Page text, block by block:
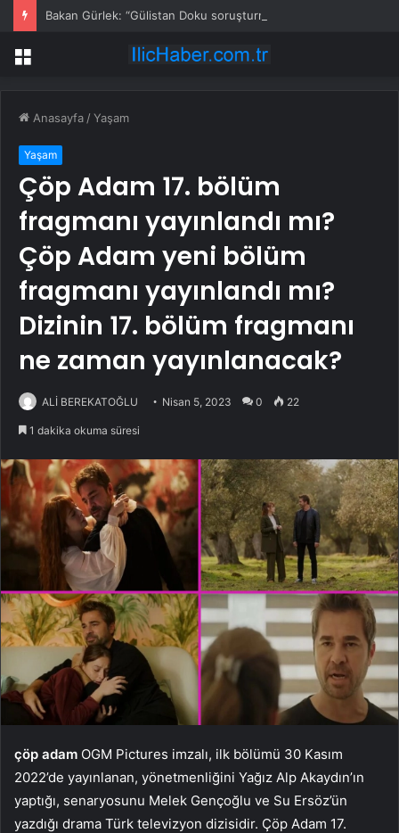
Menü
Anasayfa /Yaşam
Yaşam
Çöp Adam 17. bölüm
fragmanı yayınlandı mı?
Çöp Adam yeni bölüm
fragmanı yayınlandı mı?
Dizinin 17. bölüm fragmanı
ne zaman yayınlanacak?
ALİ BEREKATOĞLU Nisan 5, 2023 0 22
1 dakika okuma süresi
çöp adam OGM Pictures imzalı, ilk bölümü 30 Kasım
2022’de yayınlanan, yönetmenliğini Yağız Alp Akaydın’ın
yaptığı, senaryosunu Melek Gençoğlu ve Su Ersöz’ün
yazdığı drama Türk televizyon dizisidir. Çöp Adam 17.